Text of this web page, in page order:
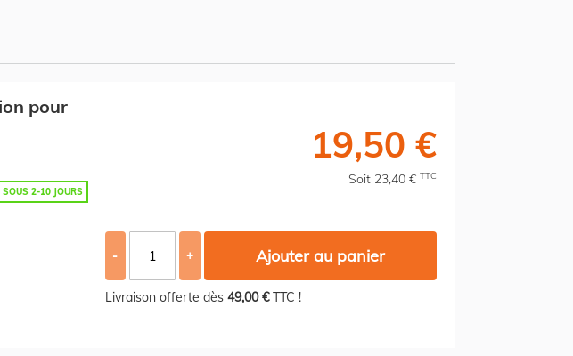
pour
2-10 JOURS
19,50 €
Soit 23,40 € TTC
- + Ajouter au panier
Livraison offerte dès 49,00 €TTC !